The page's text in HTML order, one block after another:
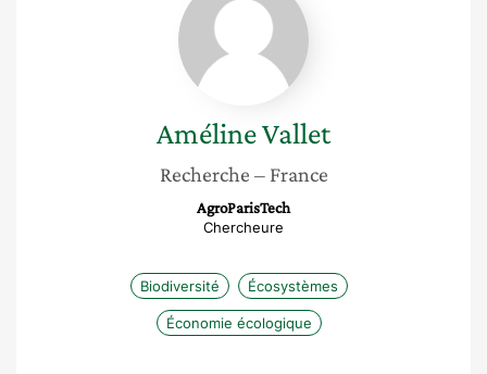
Vallet
AmélineVallet
Recherche – France
AgroParisTech
Chercheure
Biodiversité Écosystèmes
Économie écologique